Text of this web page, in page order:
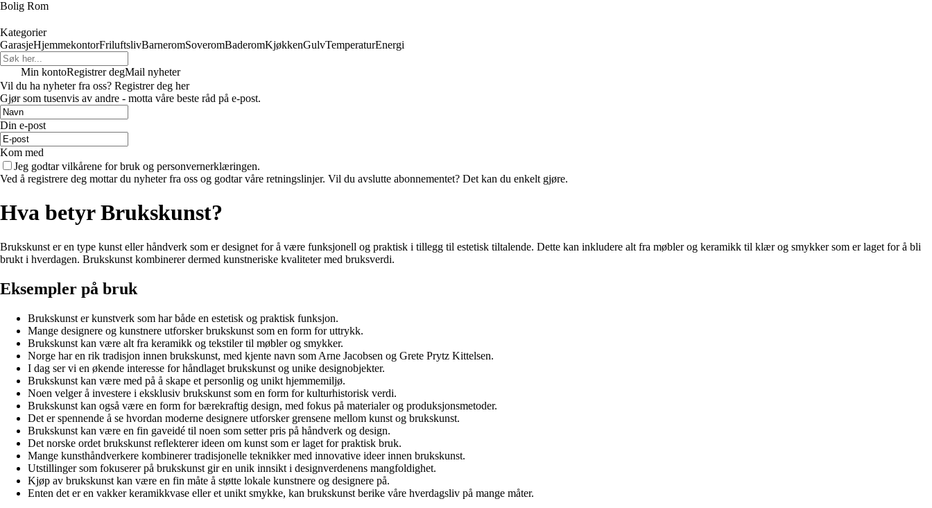
Bolig Rom
Kategorier
GarasjeHjemmekontorFriluftslivBarneromSoveromBaderomKjøkkenGulvTemperaturEnergi
Min kontoRegistrer degMail nyheter
Vil du ha nyheter fra oss? Registrer deg her
Gjør som tusenvis av andre - motta våre beste råd på e-post.
Din e-post
Kom med
Jeg godtar vilkårene for bruk og personvernerklæringen.
Ved å registrere deg mottar du nyheter fra oss og godtar våre retningslinjer. Vil du avslutte abonnementet? Det kan du enkelt gjøre.
Hva betyr Brukskunst?
Brukskunst er en type kunst eller håndverk som er designet for å være funksjonell og praktisk i tillegg til estetisk tiltalende. Dette kan inkludere alt fra møbler og keramikk til klær og smykker som er laget for å bli
brukt i hverdagen. Brukskunst kombinerer dermed kunstneriske kvaliteter med bruksverdi.
Eksempler på bruk
Brukskunst er kunstverk som har både en estetisk og praktisk funksjon.
Mange designere og kunstnere utforsker brukskunst som en form for uttrykk.
Brukskunst kan være alt fra keramikk og tekstiler til møbler og smykker.
Norge har en rik tradisjon innen brukskunst, med kjente navn som Arne Jacobsen og Grete Prytz Kittelsen.
I dag ser vi en økende interesse for håndlaget brukskunst og unike designobjekter.
Brukskunst kan være med på å skape et personlig og unikt hjemmemiljø.
Noen velger å investere i eksklusiv brukskunst som en form for kulturhistorisk verdi.
Brukskunst kan også være en form for bærekraftig design, med fokus på materialer og produksjonsmetoder.
Det er spennende å se hvordan moderne designere utforsker grensene mellom kunst og brukskunst.
Brukskunst kan være en fin gaveidé til noen som setter pris på håndverk og design.
Det norske ordet brukskunst reflekterer ideen om kunst som er laget for praktisk bruk.
Mange kunsthåndverkere kombinerer tradisjonelle teknikker med innovative ideer innen brukskunst.
Utstillinger som fokuserer på brukskunst gir en unik innsikt i designverdenens mangfoldighet.
Kjøp av brukskunst kan være en fin måte å støtte lokale kunstnere og designere på.
Enten det er en vakker keramikkvase eller et unikt smykke, kan brukskunst berike våre hverdagsliv på mange måter.